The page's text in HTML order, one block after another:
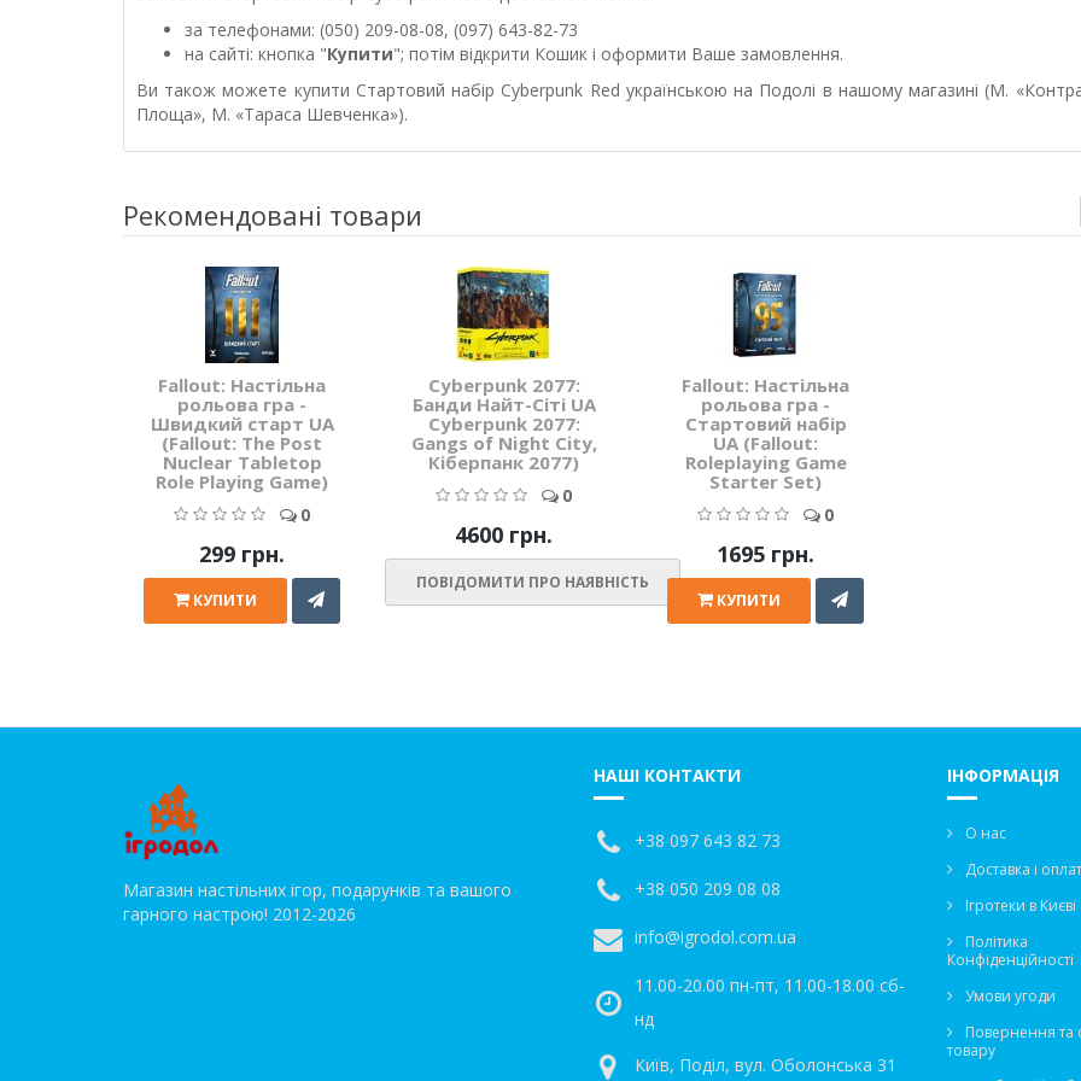
за телефонами: (050) 209-08-08, (097) 643-82-73
на сайті: кнопка "Купити"; потім відкрити Кошик і оформити Ваше замовлення.
Ви також можете купити Стартовий набір Cyberpunk Red українською на Подолі в нашому магазині (М.
Площа», М. «Тараса Шевченка»).
Рекомендовані товари
Fallout: Настільна
рольова гра -
Швидкий старт UA
(Fallout: The Post
Nuclear Tabletop
Role Playing Game)
0
299 грн.
КУПИТИ
Cyberpunk 2077:
Банди Найт-Сіті UA
Cyberpunk 2077:
Gangs of Night City,
Кіберпанк 2077)
0
4600 грн.
ПОВІДОМИТИ ПРО НАЯВНІСТЬ
Fallout: Настільна
рольова гра -
Стартовий набір
UA (Fallout:
Roleplaying Game
Starter Set)
0
1695 грн.
КУПИТИ
Магазин настільних ігор, подарунків та вашого
гарного настрою! 2012-2026
НАШІ КОНТАКТИ
+38 097 643 82 73
+38 050 209 08 08
info@igrodol.com.ua
11.00-20.00 пн-пт, 11.00-18.00 сб-
нд
Київ, Поділ, вул. Оболонська 31
ІНФОРМАЦІЯ
О нас
Доставка і
Ігротеки в Києві
Політика
Конфіденційності
Умови угоди
Повернення та
товару